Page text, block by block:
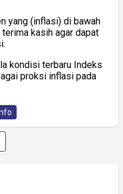
yang (inflasi) di bawah
kasih agar dapat
kondisi terbaru Indeks
proksi inflasi pada